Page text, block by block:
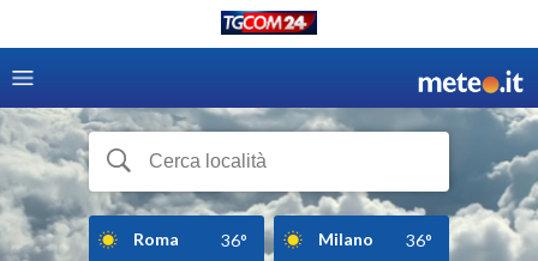
Roma 36° Milano 36°